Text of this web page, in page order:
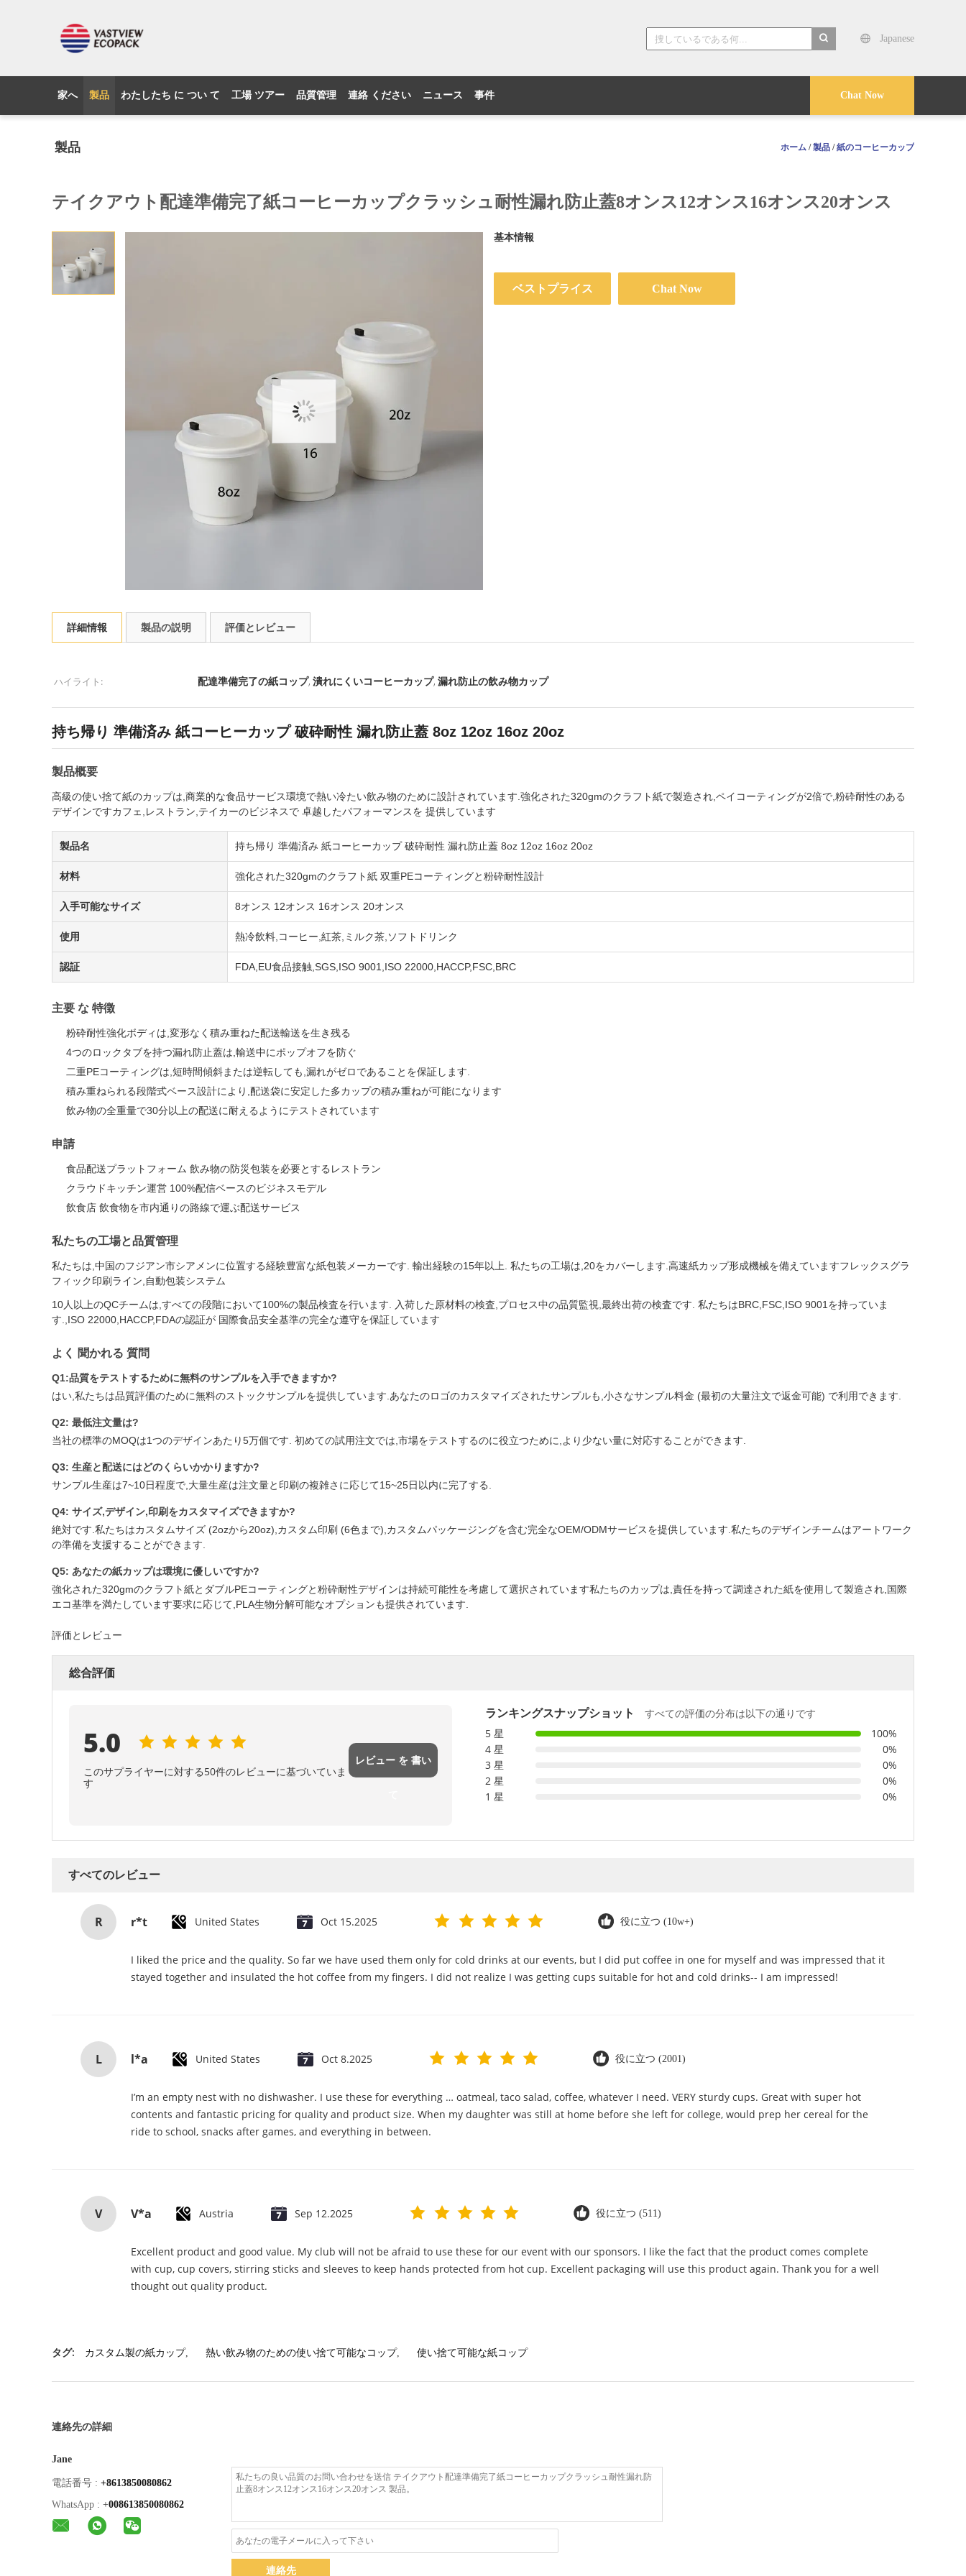
Japanese
Chat Now
家へ 製品 わたしたち に つい て 工場 ツアー 品質管理 連絡 ください ニュース 事件
製品 ホーム /製品 /紙のコーヒーカップ
テイクアウト配達準備完了紙コーヒーカップクラッシュ耐性漏れ防止蓋8オンス12オンス16オンス20オンス
基本情報
ベストプライス Chat Now
詳細情報 製品の説明 評価とレビュー
ハイライト: 配達準備完了の紙コップ, 潰れにくいコーヒーカップ, 漏れ防止の飲み物カップ
持ち帰り 準備済み 紙コーヒーカップ 破砕耐性 漏れ防止蓋 8oz 12oz 16oz 20oz
製品概要
高級の使い捨て紙のカップは,商業的な食品サービス環境で熱い冷たい飲み物のために設計されています.強化された320gmのクラフト紙で製造され,ペイコーティングが2倍で,粉砕耐性のある
デザインですカフェ,レストラン,テイカーのビジネスで 卓越したパフォーマンスを 提供しています
製品名 持ち帰り 準備済み 紙コーヒーカップ 破砕耐性 漏れ防止蓋 8oz 12oz 16oz 20oz
材料 強化された320gmのクラフト紙 双重PEコーティングと粉砕耐性設計
入手可能なサイズ 8オンス 12オンス 16オンス 20オンス
使用 熱冷飲料,コーヒー,紅茶,ミルク茶,ソフトドリンク
認証 FDA,EU食品接触,SGS,ISO 9001,ISO 22000,HACCP,FSC,BRC
主要 な 特徴
粉砕耐性強化ボディは,変形なく積み重ねた配送輸送を生き残る
4つのロックタブを持つ漏れ防止蓋は,輸送中にポップオフを防ぐ
二重PEコーティングは,短時間傾斜または逆転しても,漏れがゼロであることを保証します.
積み重ねられる段階式ベース設計により,配送袋に安定した多カップの積み重ねが可能になります
飲み物の全重量で30分以上の配送に耐えるようにテストされています
申請
食品配送プラットフォーム 飲み物の防災包装を必要とするレストラン
クラウドキッチン運営 100%配信ベースのビジネスモデル
飲食店 飲食物を市内通りの路線で運ぶ配送サービス
私たちの工場と品質管理
私たちは,中国のフジアン市シアメンに位置する経験豊富な紙包装メーカーです. 輸出経験の15年以上. 私たちの工場は,20をカバーします.高速紙カップ形成機械を備えていますフレックスグラ
フィック印刷ライン,自動包装システム
10人以上のQCチームは,すべての段階において100%の製品検査を行います. 入荷した原材料の検査,プロセス中の品質監視,最終出荷の検査です. 私たちはBRC,FSC,ISO 9001を持っていま
す.,ISO 22000,HACCP,FDAの認証が 国際食品安全基準の完全な遵守を保証しています
よく 聞かれる 質問
Q1:品質をテストするために無料のサンプルを入手できますか?
はい,私たちは品質評価のために無料のストックサンプルを提供しています.あなたのロゴのカスタマイズされたサンプルも,小さなサンプル料金 (最初の大量注文で返金可能) で利用できます.
Q2: 最低注文量は?
当社の標準のMOQは1つのデザインあたり5万個です. 初めての試用注文では,市場をテストするのに役立つために,より少ない量に対応することができます.
Q3: 生産と配送にはどのくらいかかりますか?
サンプル生産は7~10日程度で,大量生産は注文量と印刷の複雑さに応じて15~25日以内に完了する.
Q4: サイズ,デザイン,印刷をカスタマイズできますか?
絶対です.私たちはカスタムサイズ (2ozから20oz),カスタム印刷 (6色まで),カスタムパッケージングを含む完全なOEM/ODMサービスを提供しています.私たちのデザインチームはアートワーク
の準備を支援することができます.
Q5: あなたの紙カップは環境に優しいですか?
強化された320gmのクラフト紙とダブルPEコーティングと粉砕耐性デザインは持続可能性を考慮して選択されています私たちのカップは,責任を持って調達された紙を使用して製造され,国際
エコ基準を満たしています要求に応じて,PLA生物分解可能なオプションも提供されています.
評価とレビュー
総合評価
5.0
このサプライヤーに対する50件のレビューに基づいていま
す
レビュー を 書い
ランキングスナップショット
すべての評価の分布は以下の通りです
5 星
100%
4 星
0%
3 星
0%
2 星
0%
1 星
0%
すべてのレビュー
R r*t United States Oct 15.2025 役に立つ (10w+)
I liked the price and the quality. So far we have used them only for cold drinks at our events, but I did put coffee in one for myself and was impressed that it
stayed together and insulated the hot coffee from my fingers. I did not realize I was getting cups suitable for hot and cold drinks-- I am impressed!
L l*a United States Oct 8.2025 役に立つ (2001)
I’m an empty nest with no dishwasher. I use these for everything … oatmeal, taco salad, coffee, whatever I need. VERY sturdy cups. Great with super hot
contents and fantastic pricing for quality and product size. When my daughter was still at home before she left for college, would prep her cereal for the
ride to school, snacks after games, and everything in between.
V V*a Austria Sep 12.2025 役に立つ (511)
Excellent product and good value. My club will not be afraid to use these for our event with our sponsors. I like the fact that the product comes complete
with cup, cup covers, stirring sticks and sleeves to keep hands protected from hot cup. Excellent packaging will use this product again. Thank you for a well
thought out quality product.
タグ: カスタム製の紙カップ, 熱い飲み物のための使い捨て可能なコップ, 使い捨て可能な紙コップ
連絡先の詳細
Jane
電話番号 : +8613850080862
WhatsApp : +008613850080862
連絡先